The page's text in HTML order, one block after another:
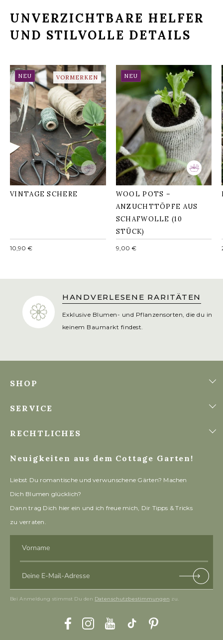
HIER
HIER
UNVERZICHTBARE HELFER
UND STILVOLLE DETAILS
VINTAGE SCHERE
VORMERKEN
NEU
VINTAGE SCHERE
Normaler
10,90 €
WOOL POTS –
ANZUCHTTÖPFE AUS
SCHAFWOLLE (10
STÜCK)
NEU
WOOL POTS –
ANZUCHTTÖPFE AUS
SCHAFWOLLE (10
STÜCK)
Normaler
9,00 €
LIEBEVOLL AUSGEWÄHLT
Jedes Produkt persönlich getestet und für
Cottage-Garten empfohlen.
SHOP
SERVICE
RECHTLICHES
Neuigkeiten aus dem Cottage Garten!
Liebst Du romantische und verwunschene Gärten? Machen
Dich Blumen glücklich?
Dann trag Dich hier ein und ich freue mich, Dir Tipps & Tricks
zu verraten.
Subscri
be
Bei Anmeldung stimmst Du den Datenschutzbestimmungen zu.
FacebookInstagramYouTubeTikTok Pinterest